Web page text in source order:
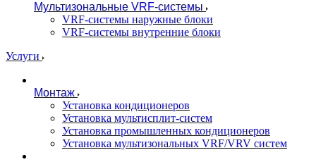
Мультизональные VRF-системы
VRF-системы наружные блоки
VRF-системы внутренние блоки
Услуги
Монтаж
Установка кондиционеров
Установка мультисплит-систем
Установка промышленных кондиционеров
Установка мультизональных VRF/VRV систем